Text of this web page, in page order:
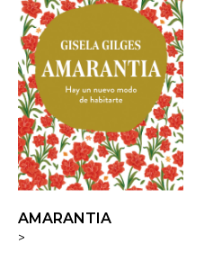
AMARANTIA
>